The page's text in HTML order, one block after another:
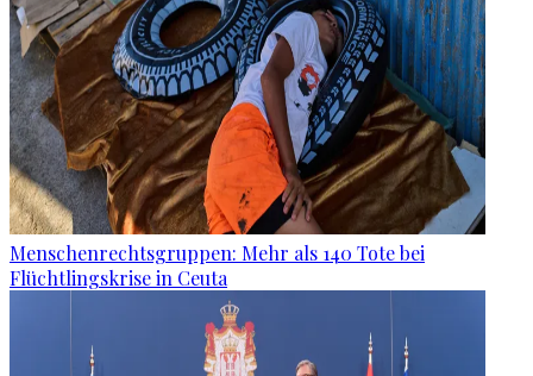
Menschenrechtsgruppen: Mehr als 140 Tote bei
Flüchtlingskrise in Ceuta